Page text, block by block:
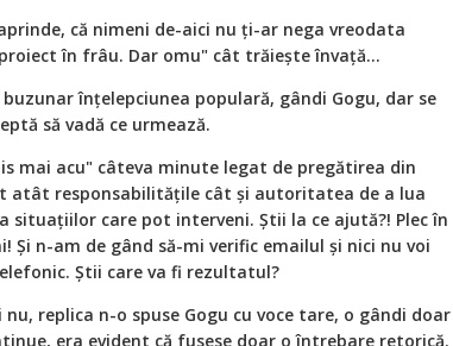
că nimeni de-aici nu ți-ar nega vreodata
în frâu. Dar omu" cât trăiește învață...
înțelepciunea populară, gândi Gogu, dar se
să vadă ce urmează.
mai acu" câteva minute legat de pregătirea din
atât responsabilitățile cât și autoritatea de a lua
care pot interveni. Știi la ce ajută?! Plec în
Și n-am de gând să-mi verific emailul și nici nu voi
Știi care va fi rezultatul?
replica n-o spuse Gogu cu voce tare, o gândi doar
era evident că fusese doar o întrebare retorică.